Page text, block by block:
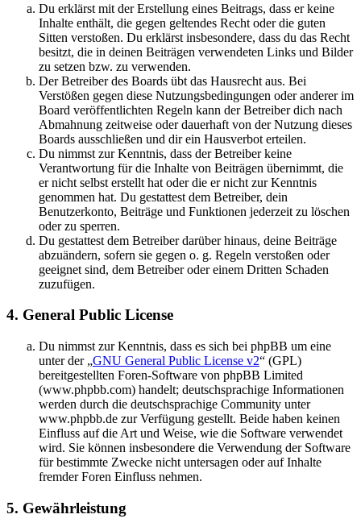
Du erklärst mit der Erstellung eines Beitrags, dass er keine
Inhalte enthält, die gegen geltendes Recht oder die guten
Sitten verstoßen. Du erklärst insbesondere, dass du das Recht
besitzt, die in deinen Beiträgen verwendeten Links und Bilder
zu setzen bzw. zu verwenden.
Der Betreiber des Boards übt das Hausrecht aus. Bei
Verstößen gegen diese Nutzungsbedingungen oder anderer im
Board veröffentlichten Regeln kann der Betreiber dich nach
Abmahnung zeitweise oder dauerhaft von der Nutzung dieses
Boards ausschließen und dir ein Hausverbot erteilen.
Du nimmst zur Kenntnis, dass der Betreiber keine
Verantwortung für die Inhalte von Beiträgen übernimmt, die
er nicht selbst erstellt hat oder die er nicht zur Kenntnis
genommen hat. Du gestattest dem Betreiber, dein
Benutzerkonto, Beiträge und Funktionen jederzeit zu löschen
oder zu sperren.
Du gestattest dem Betreiber darüber hinaus, deine Beiträge
abzuändern, sofern sie gegen o. g. Regeln verstoßen oder
geeignet sind, dem Betreiber oder einem Dritten Schaden
zuzufügen.
4. General Public License
Du nimmst zur Kenntnis, dass es sich bei phpBB um eine
unter der „GNU General Public License v2“ (GPL)
bereitgestellten Foren-Software von phpBB Limited
(www.phpbb.com) handelt; deutschsprachige Informationen
werden durch die deutschsprachige Community unter
www.phpbb.de zur Verfügung gestellt. Beide haben keinen
Einfluss auf die Art und Weise, wie die Software verwendet
wird. Sie können insbesondere die Verwendung der Software
für bestimmte Zwecke nicht untersagen oder auf Inhalte
fremder Foren Einfluss nehmen.
5. Gewährleistung